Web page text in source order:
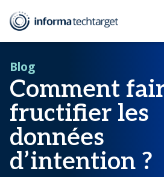
Blog
Comment
fructifier les
données
d’intention ?